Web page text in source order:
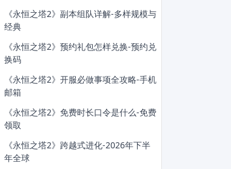
《永恒之塔2》副本组队详解-多样规模与
经典
《永恒之塔2》预约礼包怎样兑换-预约兑
换码
《永恒之塔2》开服必做事项全攻略-手机
邮箱
《永恒之塔2》免费时长口令是什么-免费
领取
《永恒之塔2》跨越式进化-2026年下半
年全球